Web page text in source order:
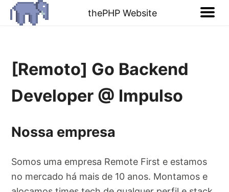
thePHP Website
[Remoto] Go Backend
Developer @ Impulso
Nossa empresa
Somos uma empresa Remote First e estamos
no mercado há mais de 10 anos. Montamos e